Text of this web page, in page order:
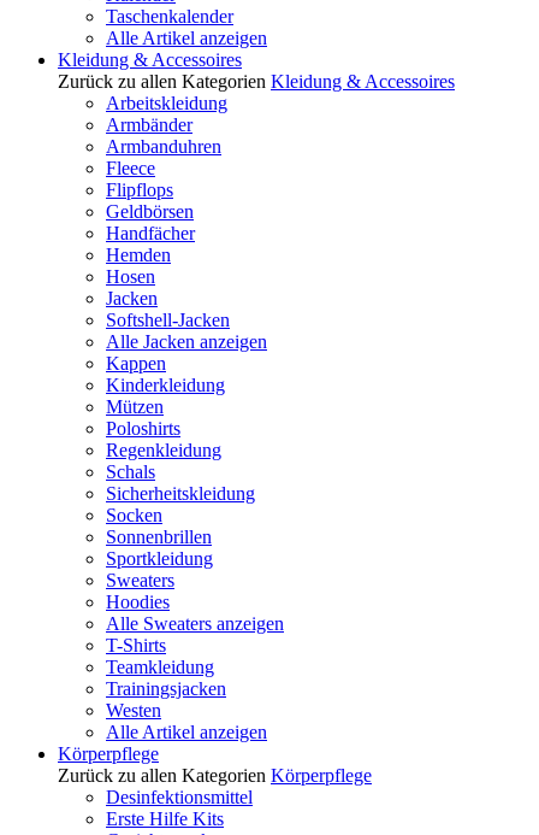
Taschenkalender
Alle Artikel anzeigen
Kleidung & Accessoires
Zurück zu allen Kategorien Kleidung & Accessoires
Arbeitskleidung
Armbänder
Armbanduhren
Fleece
Flipflops
Geldbörsen
Handfächer
Hemden
Hosen
Jacken
Softshell-Jacken
Alle Jacken anzeigen
Kappen
Kinderkleidung
Mützen
Poloshirts
Regenkleidung
Schals
Sicherheitskleidung
Socken
Sonnenbrillen
Sportkleidung
Sweaters
Hoodies
Alle Sweaters anzeigen
T-Shirts
Teamkleidung
Trainingsjacken
Westen
Alle Artikel anzeigen
Körperpflege
Zurück zu allen Kategorien Körperpflege
Desinfektionsmittel
Erste Hilfe Kits